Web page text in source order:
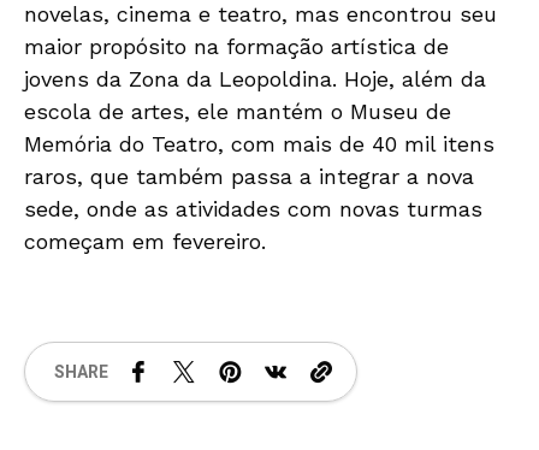
novelas, cinema e teatro, mas encontrou seu
maior propósito na formação artística de
jovens da Zona da Leopoldina. Hoje, além da
escola de artes, ele mantém o Museu de
Memória do Teatro, com mais de 40 mil itens
raros, que também passa a integrar a nova
sede, onde as atividades com novas turmas
começam em fevereiro.
SHARE